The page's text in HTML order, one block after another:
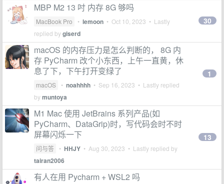
MBP M2 13 吋 内存 8G 够吗
MacBook Pro • lemoon • Oct 10, 2023 • Lastly
replied bygiserd
30
macOS 的内存压力是怎么判断的， 8G 内
存 PyCharm 改个小东西，上午一直黄，休
息了下，下午打开变绿了
macOS • noahhhh • Sep 16, 2023 • Lastly replied
bymuntoya
1
M1 Mac 使用 JetBrains 系列产品(如
PyCharm、DataGrip)时，写代码会时不时
屏幕闪烁一下
问与答 • HHJY • Aug 30, 2023 • Lastly replied by
tairan2006
13
有人在用 Pycharm + WSL2 吗